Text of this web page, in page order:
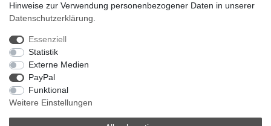
Impressum
Barrierefreiheitserklärung
Vertrag widerrufen
Hinweise zur Verwendung personenbezogener Daten in unserer
Daten­schutz­erklärung
Essenziell
Statistik
Externe Medien
PayPal
Funktional
Weitere Einstellungen